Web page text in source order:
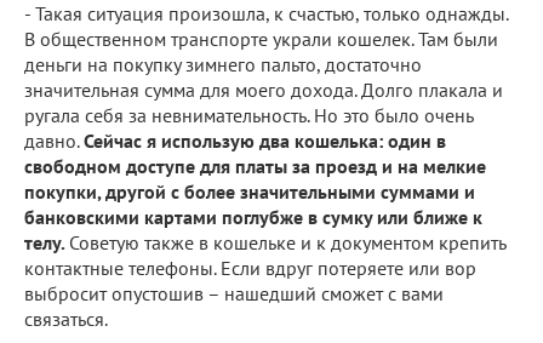
- Такая ситуация произошла, к счастью, только однажды.
В общественном транспорте украли кошелек. Там были
деньги на покупку зимнего пальто, достаточно
значительная сумма для моего дохода. Долго плакала и
ругала себя за невнимательность. Но это было очень
давно.Сейчас я использую два кошелька: один в
свободном доступе для платы за проезд и на мелкие
покупки, другой с более значительными суммами и
банковскими картами поглубже в сумку или ближе к
телу. Советую также в кошельке и к документом крепить
контактные телефоны. Если вдруг потеряете или вор
выбросит опустошив – нашедший сможет с вами
связаться.